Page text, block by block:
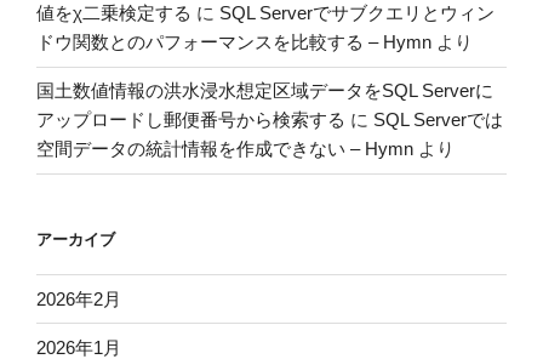
値をχ二乗検定する に SQL Serverでサブクエリとウィン
ドウ関数とのパフォーマンスを比較する – Hymn より
国土数値情報の洪水浸水想定区域データをSQL Serverに
アップロードし郵便番号から検索する に SQL Serverでは
空間データの統計情報を作成できない – Hymn より
アーカイブ
2026年2月
2026年1月